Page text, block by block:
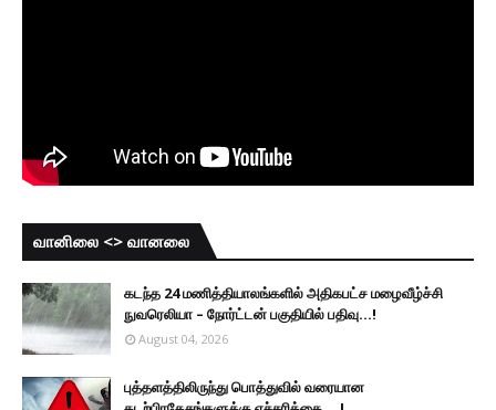
வானிலை <> வானலை
கடந்த 24 மணித்தியாலங்களில் அதிகபட்ச மழைவீழ்ச்சி
நுவரெலியா – நோர்ட்டன் பகுதியில் பதிவு...!
August 04, 2026
புத்தளத்திலிருந்து பொத்துவில் வரையான